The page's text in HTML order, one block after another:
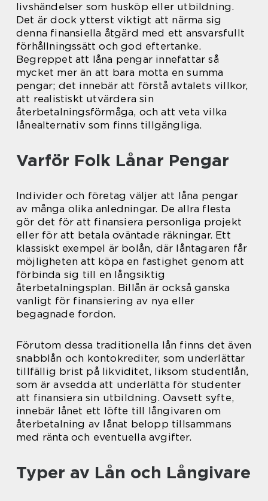
livshändelser som husköp eller utbildning.
Det är dock ytterst viktigt att närma sig
denna finansiella åtgärd med ett ansvarsfullt
förhållningssätt och god eftertanke.
Begreppet att låna pengar innefattar så
mycket mer än att bara motta en summa
pengar; det innebär att förstå avtalets villkor,
att realistiskt utvärdera sin
återbetalningsförmåga, och att veta vilka
lånealternativ som finns tillgängliga.
Varför Folk Lånar Pengar
Individer och företag väljer att låna pengar
av många olika anledningar. De allra flesta
gör det för att finansiera personliga projekt
eller för att betala oväntade räkningar. Ett
klassiskt exempel är bolån, där låntagaren får
möjligheten att köpa en fastighet genom att
förbinda sig till en långsiktig
återbetalningsplan. Billån är också ganska
vanligt för finansiering av nya eller
begagnade fordon.
Förutom dessa traditionella lån finns det även
snabblån och kontokrediter, som underlättar
tillfällig brist på likviditet, liksom studentlån,
som är avsedda att underlätta för studenter
att finansiera sin utbildning. Oavsett syfte,
innebär lånet ett löfte till långivaren om
återbetalning av lånat belopp tillsammans
med ränta och eventuella avgifter.
Typer av Lån och Långivare